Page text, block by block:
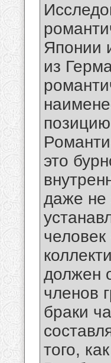
Японии
из
это
даже не
должен
членов
браки
того,